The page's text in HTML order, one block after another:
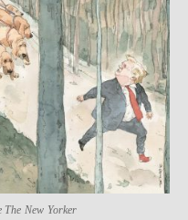
The New Yorker